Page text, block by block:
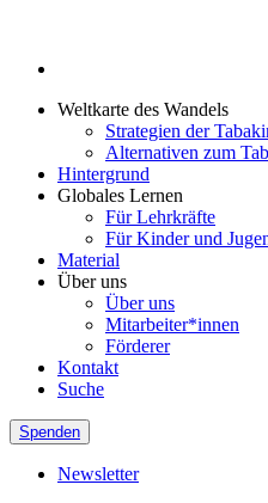
Weltkarte des Wandels
Strategien der
Alternativen zum
Hintergrund
Globales Lernen
Für Lehrkräfte
Für Kinder und
Material
Über uns
Über uns
Mitarbeiter*innen
Förderer
Kontakt
Suche
Spenden
Newsletter